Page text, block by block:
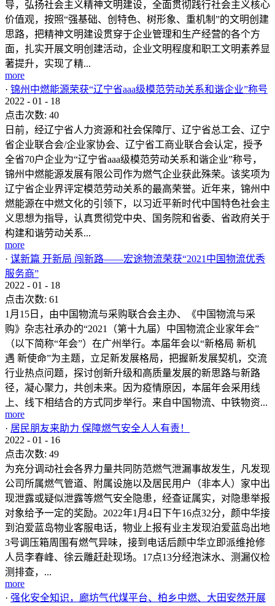
导，弘扬社会主义精神文明建设，全面贯彻践行社会主义核心
价值观，按照“强基础、创特色、树形象、重机制”的文明创建
思路，把精神文明建设贯穿于企业管理和生产经营的各个方
面，扎实开展文明创建活动，企业文明程度和职工文明素养显
著提升，实现了精...
more
· 锦州中燃能源荣获“辽宁省aaa级模范劳动关系和谐企业”称号
2022 - 01 - 18
点击次数: 40
日前，经辽宁省人力资源和社会保障厅、辽宁省总工会、辽宁
省企业联合会/企业家协会、辽宁省工商业联合会认定，授予
全省70户企业为“辽宁省aaa级模范劳动关系和谐企业”称号，
锦州中燃能源发展有限公司作为燃气企业获此殊荣。该奖项为
辽宁省企业界评定模范劳动关系的最高荣誉。近年来，锦州中
燃能源在中燃文化的引领下，以习近平新时代中国特色社会主
义思想为指导，认真贯彻党中央、国务院和省委、省政府关于
构建和谐劳动关系...
more
· 谋新篇 开新局 闯新路——宏途物流荣获“2021中国物流优秀
服务商”
2022 - 01 - 18
点击次数: 61
1月15日，由中国物流与采购联合会主办、《中国物流与采
购》杂志社承办的“2021（第十九届）中国物流企业家年会”
（以下简称“年会”）在广州举行。本届年会以“新格局 新机
遇 新使命”为主题，立足新发展格局，把握新发展契机，交流
行业热点问题，探讨创新升级和高质量发展的新思路与新路
径，凝心聚力，共创未来。因为疫情原因，本届年会采用线
上、线下相结合的方式同步举行。来自中国物流、中铁物资...
more
· 居民朋友来助力 保障燃气安全人人有责！
2022 - 01 - 16
点击次数: 49
为充分调动社会各界力量共同防范燃气泄漏事故发生，凡发现
公司所属燃气管道、附属设施以及居民用户（非本人）家中出
现泄露或疑似泄露等燃气安全隐患，经查证属实，对隐患举报
对象给予一定的奖励。2022年1月4日下午16点32分，颜中华接
到泊爱蓝岛物业客服电话，物业上报有业主发现泊爱蓝岛出地
3号调压箱周围有燃气异味，接到电话后颜中华立即派维抢修
人员李春峰、徐云雕赶赴现场。17点13分经泡沫水、测漏仪检
测排查，...
more
· 强化安全知识，廊坊气代煤平台、柏乡中燃、大田安然开展